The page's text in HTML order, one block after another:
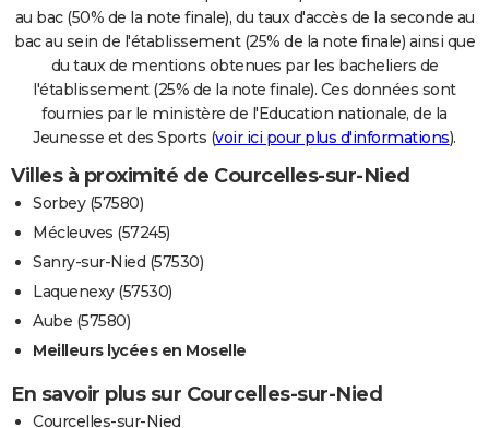
au bac (50% de la note finale), du taux d'accès de la seconde au
bac au sein de l'établissement (25% de la note finale) ainsi que
du taux de mentions obtenues par les bacheliers de
l'établissement (25% de la note finale). Ces données sont
fournies par le ministère de l'Education nationale, de la
Jeunesse et des Sports (voir ici pour plus d'informations).
Villes à proximité de Courcelles-sur-Nied
Sorbey (57580)
Mécleuves (57245)
Sanry-sur-Nied (57530)
Laquenexy (57530)
Aube (57580)
Meilleurs lycées en Moselle
En savoir plus sur Courcelles-sur-Nied
Courcelles-sur-Nied